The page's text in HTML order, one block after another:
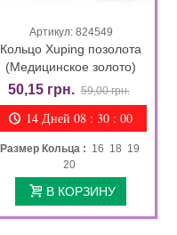
Артикул: 824549
Кольцо Xuping позолота
(Медицинское золото)
50,15 грн. 59,00 грн.
14 Дней 08 : 29 : 58
Размер Кольца : 16 18 19
20
В КОРЗИНУ